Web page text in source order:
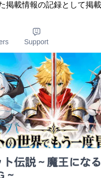
載情報の記録として掲載